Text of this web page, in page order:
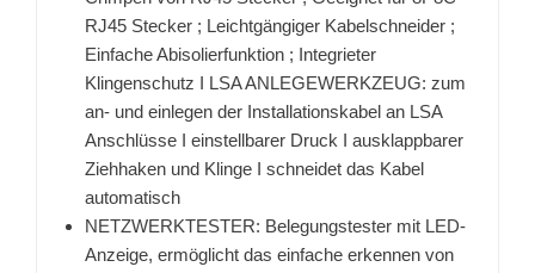
RJ45 Stecker ; Leichtgängiger Kabelschneider ;
Einfache Abisolierfunktion ; Integrieter
Klingenschutz I LSA ANLEGEWERKZEUG: zum
an- und einlegen der Installationskabel an LSA
Anschlüsse I einstellbarer Druck I ausklappbarer
Ziehhaken und Klinge I schneidet das Kabel
automatisch
NETZWERKTESTER: Belegungstester mit LED-
Anzeige, ermöglicht das einfache erkennen von